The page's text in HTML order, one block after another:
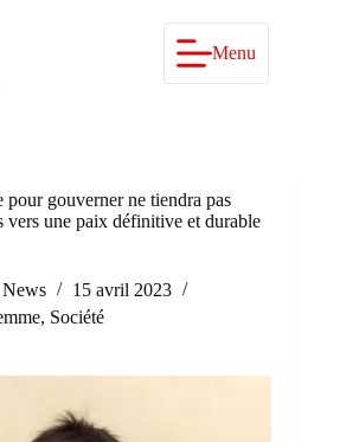
Menu
gouverner ne tiendra pas
une paix définitive et durable
15 avril 2023
, Société